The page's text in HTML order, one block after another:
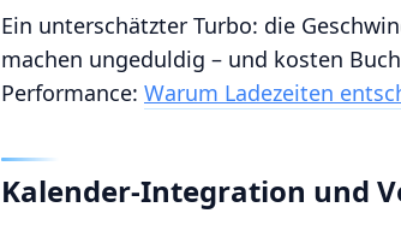
Ein unterschätzter Turbo: die
machen ungeduldig – und kosten
Performance: Warum Ladezeiten
Kalender-Integration und